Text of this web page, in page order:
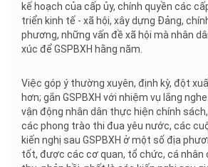
kế hoạch của cấp ủy, chính quyền các
triển kinh tế - xã hội, xây dựng Đảng,
phương, những vấn đề xã hội mà nhân
xúc để GSPBXH hằng năm.
Việc góp ý thường xuyên, định kỳ, đột
hơn; gắn GSPBXH với nhiệm vụ lắng
vận động nhân dân thực hiện chính
các phong trào thi đua yêu nước, các
kiến nghị sau GSPBXH ở một số địa
tốt, được các cơ quan, tổ chức, cá nhân